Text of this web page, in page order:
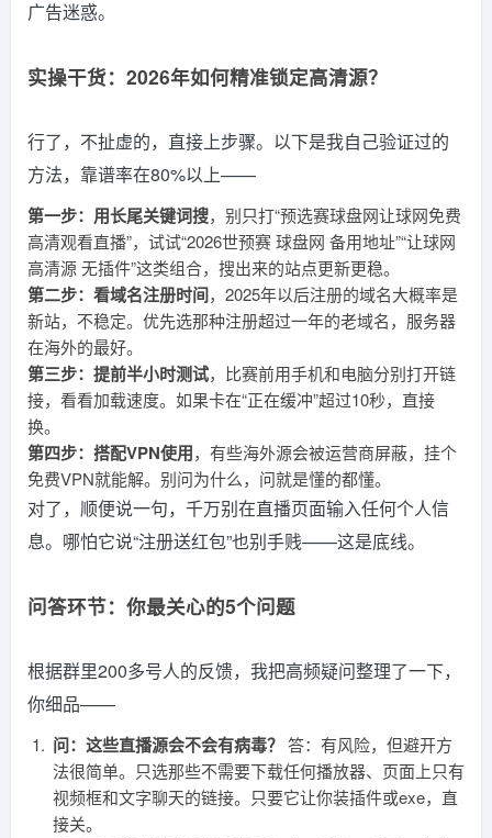
广告迷惑。
实操干货：2026年如何精准锁定高清源？
行了，不扯虚的，直接上步骤。以下是我自己验证过的
方法，靠谱率在80%以上——
第一步：用长尾关键词搜，别只打“预选赛球盘网让球网免费
高清观看直播”，试试“2026世预赛 球盘网 备用地址”“让球网
高清源 无插件”这类组合，搜出来的站点更新更稳。
第二步：看域名注册时间，2025年以后注册的域名大概率是
新站，不稳定。优先选那种注册超过一年的老域名，服务器
在海外的最好。
第三步：提前半小时测试，比赛前用手机和电脑分别打开链
接，看看加载速度。如果卡在“正在缓冲”超过10秒，直接
换。
第四步：搭配VPN使用，有些海外源会被运营商屏蔽，挂个
免费VPN就能解。别问为什么，问就是懂的都懂。
对了，顺便说一句，千万别在直播页面输入任何个人信
息。哪怕它说“注册送红包”也别手贱——这是底线。
问答环节：你最关心的5个问题
根据群里200多号人的反馈，我把高频疑问整理了一下，
你细品——
问：这些直播源会不会有病毒？ 答：有风险，但避开方
法很简单。只选那些不需要下载任何播放器、页面上只有
视频框和文字聊天的链接。只要它让你装插件或exe，直
接关。